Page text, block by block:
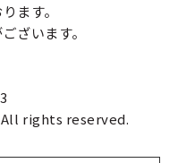
ます。
ざいます。
All rights reserved.